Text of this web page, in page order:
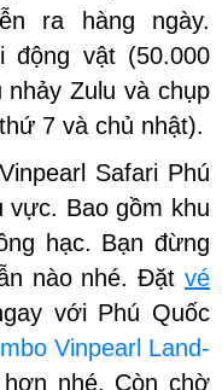
ra hàng ngày.
động vật (50.000
Zulu và chụp
7 và chủ nhật).
Safari Phú
vực. Bao gồm khu
hạc. Bạn đừng
nào nhé. Đặt vé
với Phú Quốc
Vinpearl Land-
nhé. Còn chờ